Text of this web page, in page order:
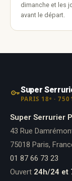
dimanche et les
avant le départ.
Super
PARIS 18ᵉ ·
Super Serrurier
43 Rue
75018 Paris,
01 87 66 73 23
Ouvert 24h/24 et